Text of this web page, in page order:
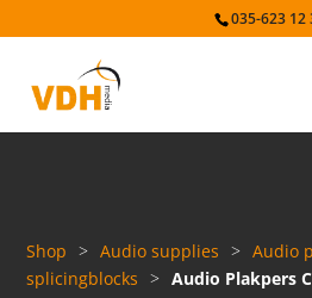
035-623 12
Shop > Audio supplies > Audio
splicingblocks
> Audio Plakpers